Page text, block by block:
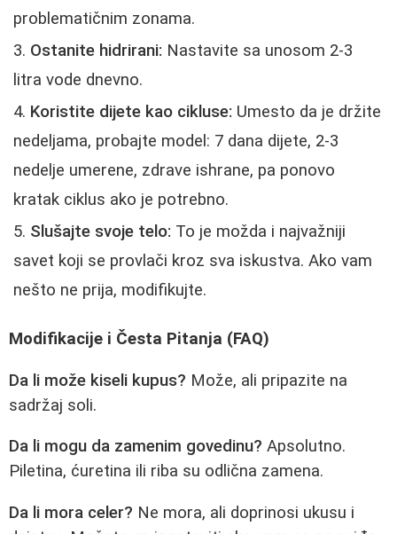
problematičnim zonama.
Ostanite hidrirani: Nastavite sa unosom 2-3
litra vode dnevno.
Koristite dijete kao cikluse: Umesto da je držite
nedeljama, probajte model: 7 dana dijete, 2-3
nedelje umerene, zdrave ishrane, pa ponovo
kratak ciklus ako je potrebno.
Slušajte svoje telo: To je možda i najvažniji
savet koji se provlači kroz sva iskustva. Ako vam
nešto ne prija, modifikujte.
Modifikacije i Česta Pitanja (FAQ)
Da li može kiseli kupus? Može, ali pripazite na
sadržaj soli.
Da li mogu da zamenim govedinu? Apsolutno.
Piletina, ćuretina ili riba su odlična zamena.
Da li mora celer? Ne mora, ali doprinosi ukusu i